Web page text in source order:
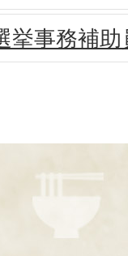
挙事務補